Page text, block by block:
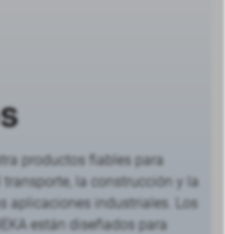
productos fiables para
la construcción y la
aplicaciones industriales. Los
están diseñados para